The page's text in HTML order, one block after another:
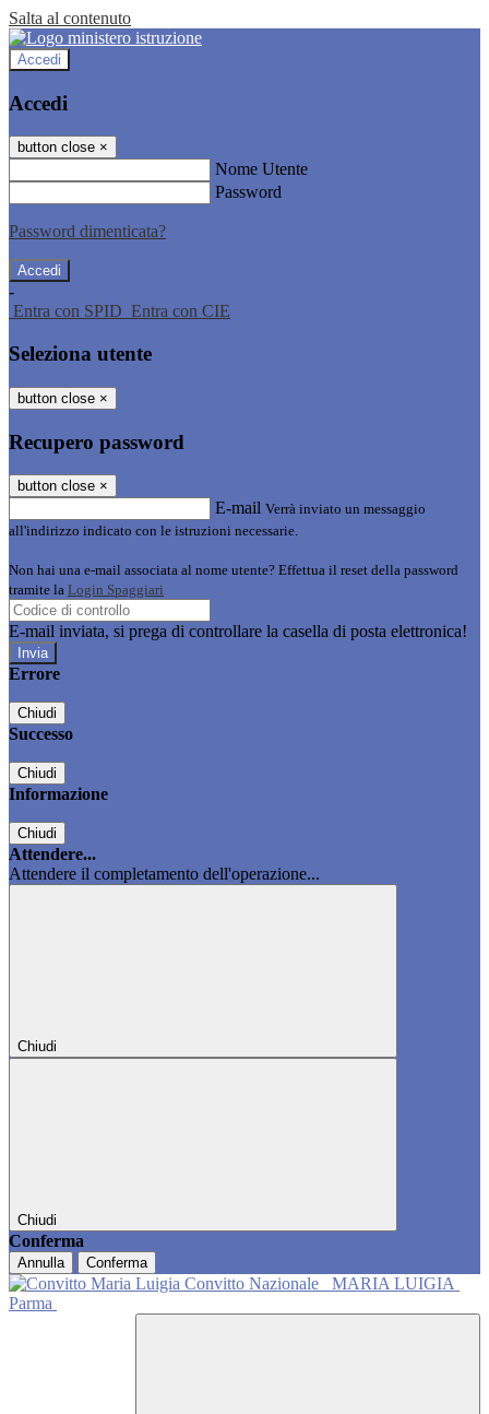
Salta al contenuto
Accedi
Accedi
button close ×
Nome Utente
Password
Password dimenticata?
-
Entra con SPID Entra con CIE
Seleziona utente
button close ×
Recupero password
button close ×
E-mail Verrà inviato un messaggio
all'indirizzo indicato con le istruzioni necessarie.
Non hai una e-mail associata al nome utente? Effettua il reset della password
tramite la Login Spaggiari
E-mail inviata, si prega di controllare la casella di posta elettronica!
Errore
Chiudi
Successo
Chiudi
Informazione
Chiudi
Attendere...
Attendere il completamento dell'operazione...
Chiudi
Chiudi
Conferma
Annulla Conferma
Convitto Nazionale
MARIA LUIGIA
Parma